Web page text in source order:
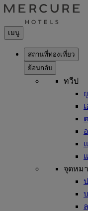
เมนู
สถานที่ท่องเที่ยว
ย้อนกลับ
ทวีป
จุดหม